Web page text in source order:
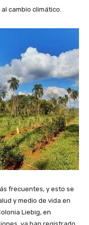
cambio climático.
frecuentes, y esto se
y medio de vida en
Liebig, en